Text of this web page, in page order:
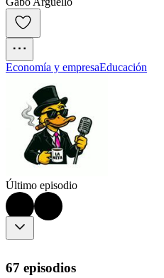
Economía y empresaEducación
Último episodio
67 episodios